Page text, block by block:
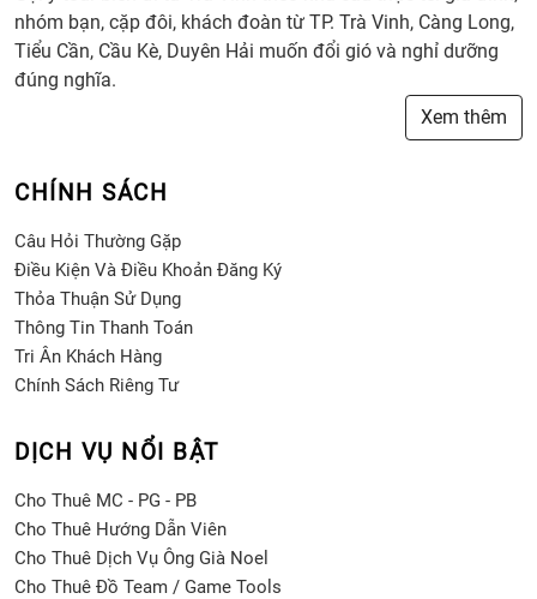
nhóm bạn, cặp đôi, khách đoàn từ TP. Trà Vinh, Càng Long,
Tiểu Cần, Cầu Kè, Duyên Hải muốn đổi gió và nghỉ dưỡng
đúng nghĩa.
Xem thêm
CHÍNH SÁCH
Câu Hỏi Thường Gặp
Điều Kiện Và Điều Khoản Đăng Ký
Thỏa Thuận Sử Dụng
Thông Tin Thanh Toán
Tri Ân Khách Hàng
Chính Sách Riêng Tư
DỊCH VỤ NỔI BẬT
Cho Thuê MC - PG - PB
Cho Thuê Hướng Dẫn Viên
Cho Thuê Dịch Vụ Ông Già Noel
Cho Thuê Đồ Team / Game Tools